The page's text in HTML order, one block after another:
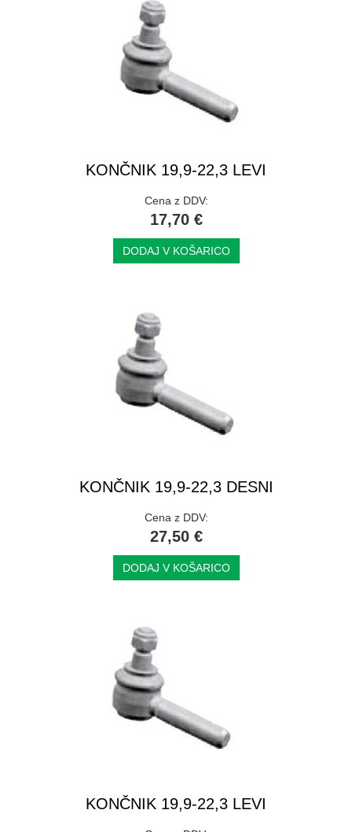
KONČNIK 19,9-22,3 LEVI
Cena z DDV:
17,70 €
DODAJ V KOŠARICO
KONČNIK 19,9-22,3 DESNI
Cena z DDV:
27,50 €
DODAJ V KOŠARICO
KONČNIK 19,9-22,3 LEVI